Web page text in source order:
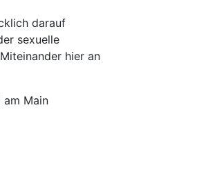
darauf
sexuelle
hier an
am Main